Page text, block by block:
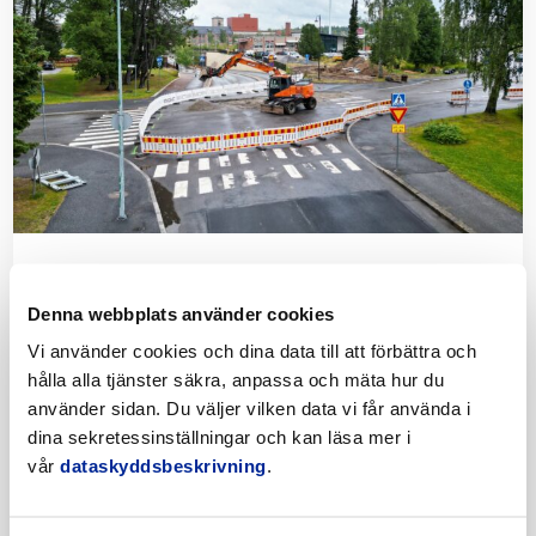
Denna webbplats använder cookies
Vi använder cookies och dina data till att förbättra och
hålla alla tjänster säkra, anpassa och mäta hur du
använder sidan. Du väljer vilken data vi får använda i
dina sekretessinställningar och kan läsa mer i
vår dataskyddsbeskrivning.
Jakobstad"
att
läsa
artikeln
samt i korsningen mellan Stationsvägen och
Jakobsgatan
6.8.2026 | Nyheter
Korsningen mellan Stationsvägen och Jakobsgatan är
avstängd för fordonstrafik 6–14.8 på grund av
byggnadsarbeten. Dessutom är Fabriksgatan på sträckan